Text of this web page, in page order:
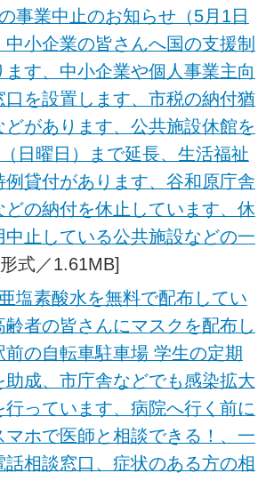
の事業中止のお知らせ（5月1日
中小企業の皆さんへ国の支援制
ます、中小企業や個人事業主向
口を設置します、市税の納付猶
どがあります、公共施設休館を
日曜日）まで延長、生活福祉
例貸付があります、谷和原庁舎
どの納付を休止しています、休
中止している公共施設などの一
式／1.61MB]
亜塩素酸水を無料で配布してい
齢者の皆さんにマスクを配布し
前の自転車駐車場 学生の定期
助成、市庁舎などでも感染拡大
行っています、病院へ行く前に
マホで医師と相談できる！、一
話相談窓口、症状のある方の相